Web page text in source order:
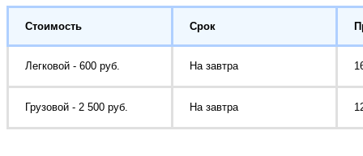
Стоимость Срок
Легковой - 600 руб. На завтра
Грузовой - 2 500 руб. На завтра